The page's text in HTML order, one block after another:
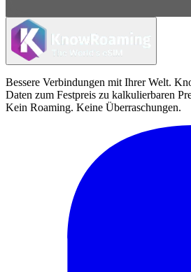
Bessere Verbindungen mit Ihrer Welt.
Daten zum Festpreis zu kalkulierbaren
Kein Roaming. Keine Überraschungen.